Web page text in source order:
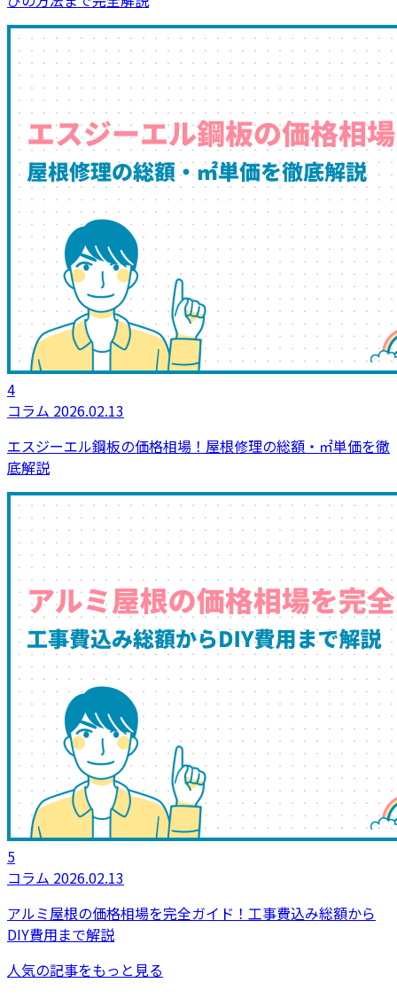
4
コラム 2026.02.13
エスジーエル鋼板の価格相場！屋根修理の総額・㎡単価を徹
底解説
5
コラム 2026.02.13
アルミ屋根の価格相場を完全ガイド！工事費込み総額から
DIY費用まで解説
人気の記事をもっと見る